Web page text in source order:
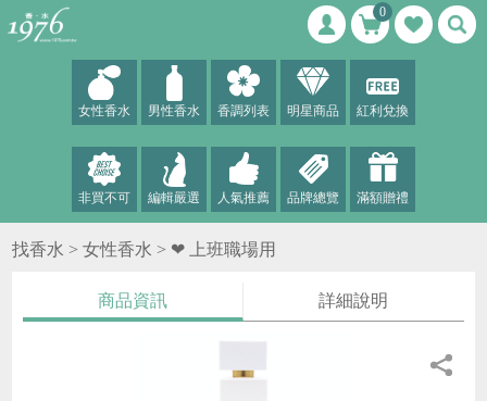
0
女性香水 男性香水 香調列表 明星商品 紅利兌換
非買不可 編輯嚴選 人氣推薦 品牌總覽 滿額贈禮
找香水 >女性香水 > ❤ 上班職場用
商品資訊 詳細說明